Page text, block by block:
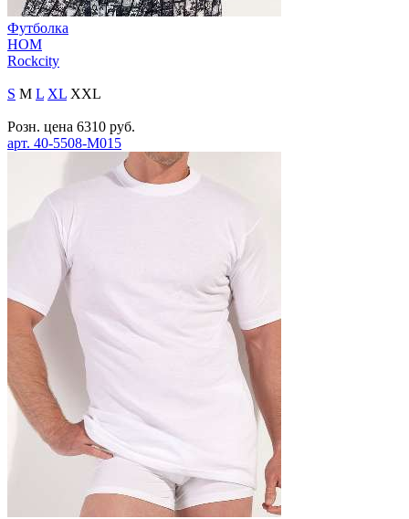
Футболка
HOM
Rockcity
S M L XL XXL
Розн. цена 6310 руб.
арт. 40-5508-M015